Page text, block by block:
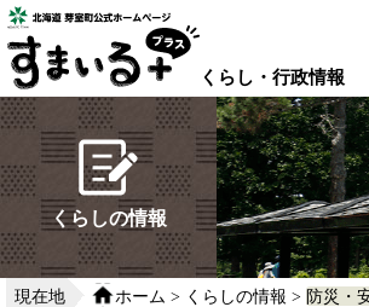
本
文
へ
移
動
る
くらし・行政情報
instagram
くらしの情報
現在地 ホーム > くらしの情報 > 防災・